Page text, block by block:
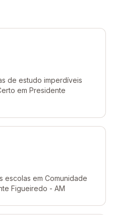
de estudo imperdíveis
em Presidente
escolas em Comunidade
Figueiredo - AM